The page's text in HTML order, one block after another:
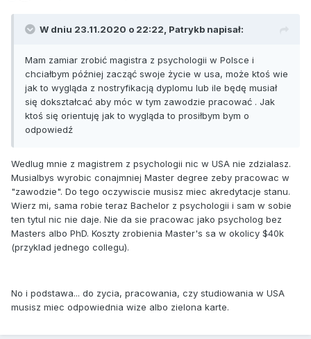
W dniu 23.11.2020 o 22:22, Patrykb napisał:
Mam zamiar zrobić magistra z psychologii w Polsce i
chciałbym później zacząć swoje życie w usa, może ktoś wie
jak to wygląda z nostryfikacją dyplomu lub ile będę musiał
się dokształcać aby móc w tym zawodzie pracować . Jak
ktoś się orientuję jak to wygląda to prosiłbym bym o
odpowiedź
Wedlug mnie z magistrem z psychologii nic w USA nie zdzialasz.
Musialbys wyrobic conajmniej Master degree zeby pracowac w
"zawodzie". Do tego oczywiscie musisz miec akredytacje stanu.
Wierz mi, sama robie teraz Bachelor z psychologii i sam w sobie
ten tytul nic nie daje. Nie da sie pracowac jako psycholog bez
Masters albo PhD. Koszty zrobienia Master's sa w okolicy $40k
(przyklad jednego collegu).
No i podstawa... do zycia, pracowania, czy studiowania w USA
musisz miec odpowiednia wize albo zielona karte.